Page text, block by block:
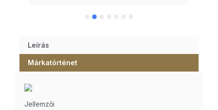
Leírás
Márkatörténet
Jellemzői